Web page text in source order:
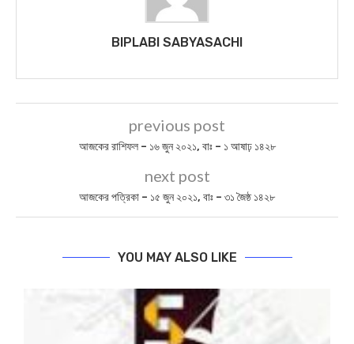
BIPLABI SABYASACHI
previous post
আজকের রাশিফল – ১৬ জুন ২০২১, বাঃ – ১ আষাঢ় ১৪২৮
next post
আজকের পত্রিকা – ১৫ জুন ২০২১, বাঃ – ৩১ জৈষ্ঠ ১৪২৮
YOU MAY ALSO LIKE